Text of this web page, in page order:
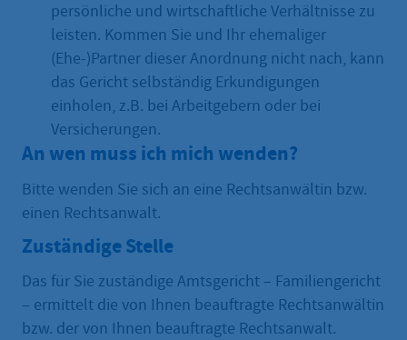
persönliche und wirtschaftliche Verhältnisse zu
leisten. Kommen Sie und Ihr ehemaliger
(Ehe-)Partner dieser Anordnung nicht nach, kann
das Gericht selbständig Erkundigungen
einholen, z.B. bei Arbeitgebern oder bei
Versicherungen.
An wen muss ich mich wenden?
Bitte wenden Sie sich an eine Rechtsanwältin bzw.
einen Rechtsanwalt.
Zuständige Stelle
Das für Sie zuständige Amtsgericht – Familiengericht
– ermittelt die von Ihnen beauftragte Rechtsanwältin
bzw. der von Ihnen beauftragte Rechtsanwalt.